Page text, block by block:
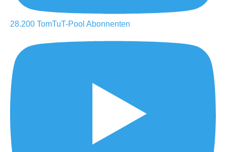
28.200 TomTuT-Pool Abonnenten